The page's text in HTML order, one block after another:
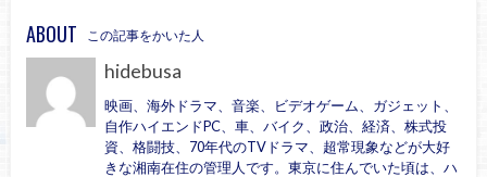
ABOUT この記事をかいた人
hidebusa
映画、海外ドラマ、音楽、ビデオゲーム、ガジェット、
自作ハイエンドPC、車、バイク、政治、経済、株式投
資、格闘技、70年代のTVドラマ、超常現象などが大好
きな湘南在住の管理人です。東京に住んでいた頃は、ハ